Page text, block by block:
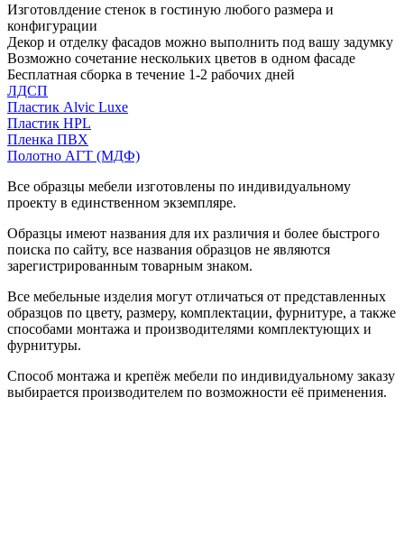
Изготовлдение стенок в гостиную любого размера и
конфигурации
Декор и отделку фасадов можно выполнить под вашу задумку
Возможно сочетание нескольких цветов в одном фасаде
Бесплатная сборка в течение 1-2 рабочих дней
ЛДСП
Пластик Alvic Luxe
Пластик HPL
Пленка ПВХ
Полотно АГТ (МДФ)
Все образцы мебели изготовлены по индивидуальному
проекту в единственном экземпляре.
Образцы имеют названия для их различия и более быстрого
поиска по сайту, все названия образцов не являются
зарегистрированным товарным знаком.
Все мебельные изделия могут отличаться от представленных
образцов по цвету, размеру, комплектации, фурнитуре, а также
способами монтажа и производителями комплектующих и
фурнитуры.
Способ монтажа и крепёж мебели по индивидуальному заказу
выбирается производителем по возможности её применения.